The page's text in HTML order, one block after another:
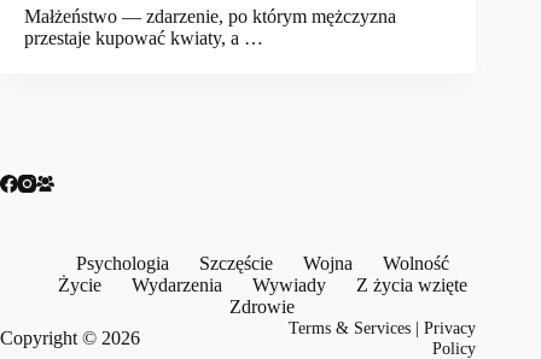
Małżeństwo — zdarzenie, po którym mężczyzna
przestaje kupować kwiaty, a …
Psychologia Szczęście Wojna
Wolność
Życie
Wydarzenia Wywiady
Z życia wzięte
Zdrowie
Copyright © 2026
Terms & Services |Privacy
Policy